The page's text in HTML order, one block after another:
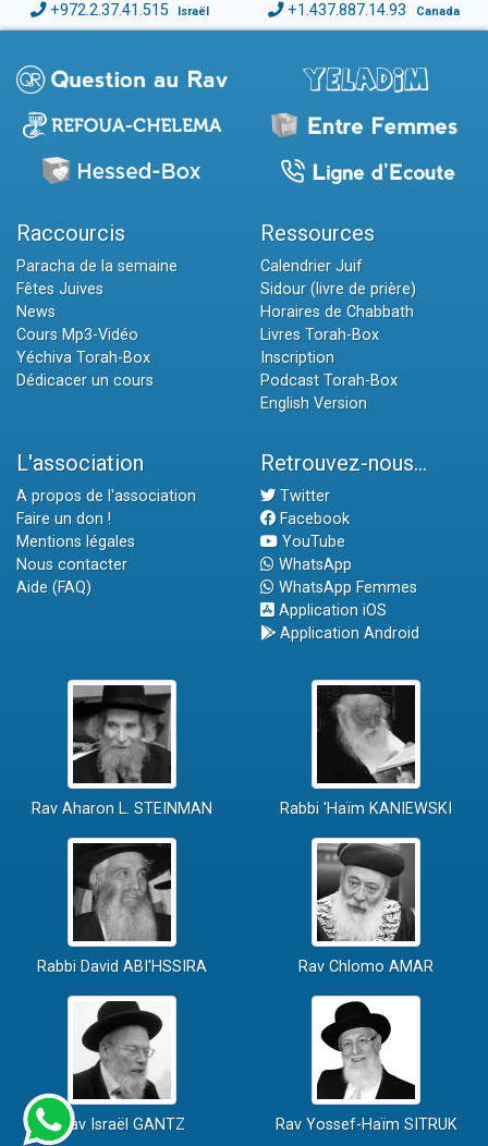
+972.2.37.41.515 Israël +1.437.887.14.93 Canada
Raccourcis
Paracha de la semaine
Fêtes Juives
News
Cours Mp3-Vidéo
Yéchiva Torah-Box
Dédicacer un cours
Ressources
Calendrier Juif
Sidour (livre de prière)
Horaires de Chabbath
Livres Torah-Box
Inscription
Podcast Torah-Box
English Version
L'association
A propos de l'association
Faire un don !
Mentions légales
Nous contacter
Aide (FAQ)
Retrouvez-nous...
Twitter
Facebook
YouTube
WhatsApp
WhatsApp Femmes
Application iOS
Application Android
Rav Aharon L. STEINMAN Rabbi 'Haïm KANIEWSKI
Rabbi David ABI'HSSIRA Rav Chlomo AMAR
Rav Israël GANTZ Rav Yossef-Haïm SITRUK